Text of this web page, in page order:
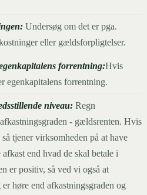
Undersøg om det er pga.
eller gældsforpligtelser.
forrentning:Hvis
egenkapitalens forrentning.
niveau: Regn
- gældsrenten. Hvis
tjener virksomheden på at have
end hvad de skal betale i
er positiv, så ved vi også at
høre end afkastningsgraden og